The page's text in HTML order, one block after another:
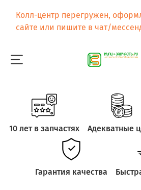
Колл-центр перегружен,
сайте или пишите в чат/
10 лет в запчастях Адекватные
Гарантия качества